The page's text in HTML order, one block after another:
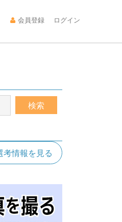
会員登録 ログイン
情報を見る